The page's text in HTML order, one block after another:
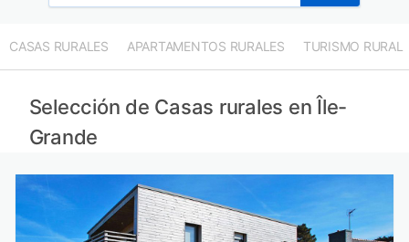
CASAS RURALES APARTAMENTOS RURALES TURISMO RURAL
Selección de Casas rurales en Île-
Grande